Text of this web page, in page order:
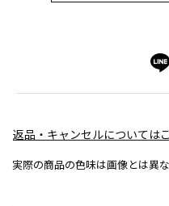
返品・キャンセルについては
実際の商品の色味は画像とは異